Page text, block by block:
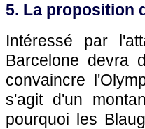
5. La proposition
Intéressé par
Barcelone devra
convaincre
s'agit d'un
pourquoi les